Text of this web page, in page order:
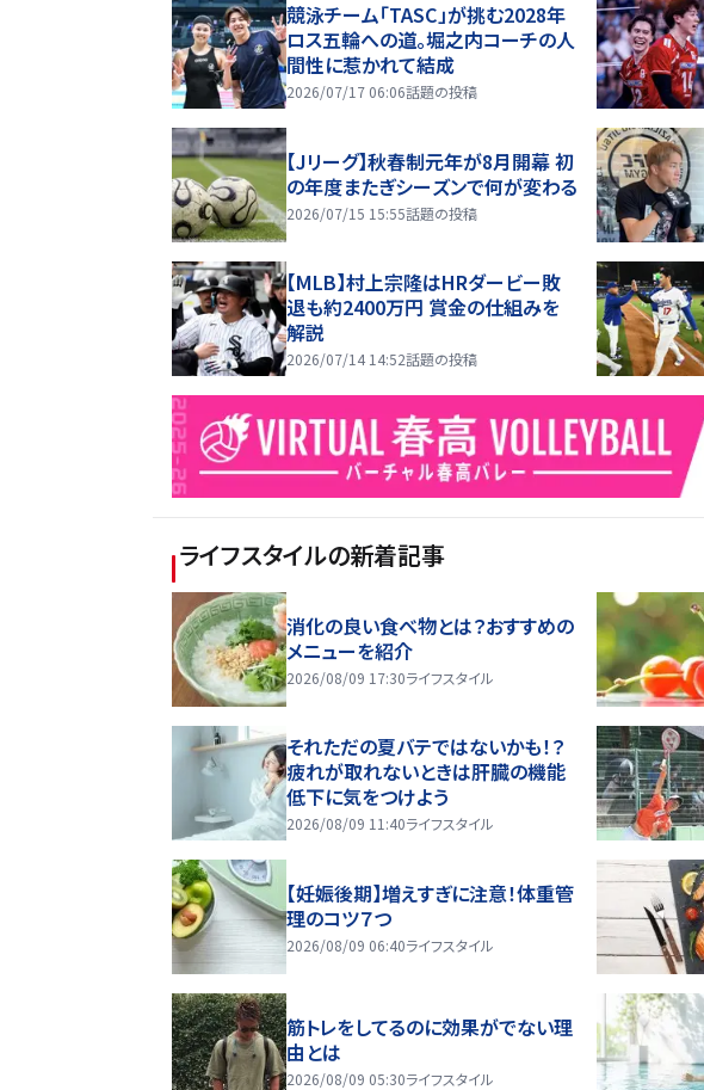
競泳チーム「TASC」が挑む2028年
ロス五輪への道。堀之内コーチの人
間性に惹かれて結成
2026/07/17 06:06話題の投稿
【Jリーグ】秋春制元年が8月開幕 初
の年度またぎシーズンで何が変わる
2026/07/15 15:55話題の投稿
【MLB】村上宗隆はHRダービー敗
退も約2400万円 賞金の仕組みを
解説
2026/07/14 14:52話題の投稿
ライフスタイルの新着記事
消化の良い食べ物とは？おすすめの
メニューを紹介
2026/08/09 17:30ライフスタイル
それただの夏バテではないかも！？
疲れが取れないときは肝臓の機能
低下に気をつけよう
2026/08/09 11:40ライフスタイル
【妊娠後期】増えすぎに注意！体重管
理のコツ７つ
2026/08/09 06:40ライフスタイル
筋トレをしてるのに効果がでない理
由とは
2026/08/09 05:30ライフスタイル